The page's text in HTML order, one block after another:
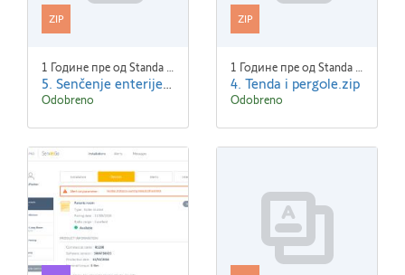
ZIP
1 Године пре од Standa Blaha
5. Senčenje enterijera.zip
Odobreno
ZIP
1 Године пре од Standa Blaha
4. Tenda i pergole.zip
Odobreno